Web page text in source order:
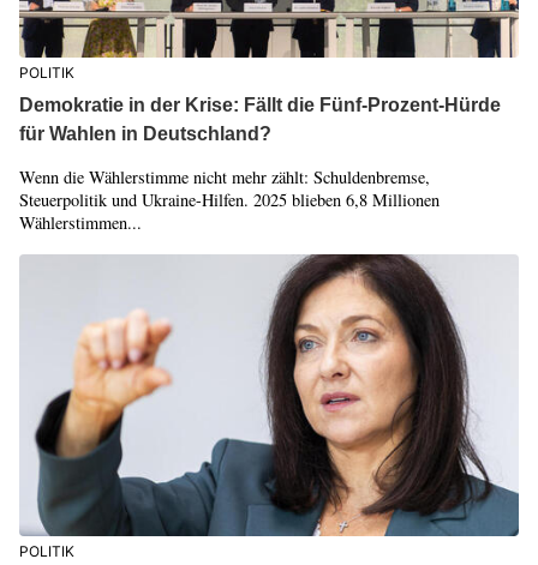
POLITIK
Demokratie in der Krise: Fällt die Fünf-Prozent-Hürde
für Wahlen in Deutschland?
Wenn die Wählerstimme nicht mehr zählt: Schuldenbremse,
Steuerpolitik und Ukraine-Hilfen. 2025 blieben 6,8 Millionen
Wählerstimmen...
POLITIK